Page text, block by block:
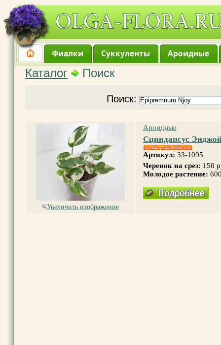
Фиалки Суккуленты Ароидные
Каталог Поиск
Поиск:
Увеличить изображение
Ароидные
Сциндапсус
Артикул: 33-1095
Черенок на срез: 150
Молодое растение: